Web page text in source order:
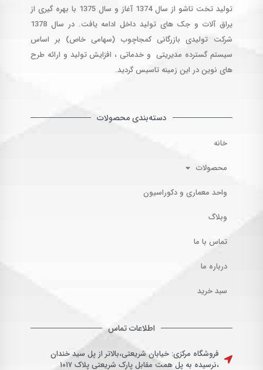
تولید تخت تاشو از سال 1374 آغاز و سال 1375 با بهره گیری از
یراق آلات و جک های تولید داخل ادامه یافت. در سال 1378
شرکت تولیدی بازرگانی کمجاچوب (سهامی خاص) بر اساس
سیستم گسترده مدیریتی و خدماتی ، افزایش تولید و ارائه طرح
های نوین در این زمینه تاسیس گردید.
دسته‌بندی محصولات
خانه
محصولات
واحد معماری و دکوراسیون
وبلاگ
تماس با ما
درباره ما
سبد خرید
اطلاعات تماس
فروشگاه مرکزی: خیابان شریعتی،بالاتر از پل سید خندان
،نرسیده به پل همت مقابل پارک شریعتی پلاک ۱۰۱۷